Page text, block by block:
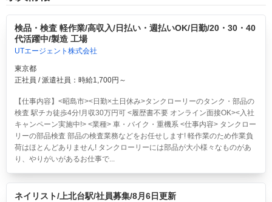
検品・検査 軽作業/高収入/日払い・週払いOK/日勤/20・30・40
代活躍中/製造 工場
UTエージェント株式会社
東京都
正社員 / 派遣社員：時給1,700円～
【仕事内容】<昭島市><日勤×土日休み>タンクローリーのタンク・部品の
検査 駅チカ徒歩4分!月収30万円可 <履歴書不要 オンライン面接OK><入社
キャンペーン実施中!> <業種> 車・バイク・重機系 <仕事内容> タンクロー
リーの部品検査 部品の検査業務などをお任せします! 軽作業のため作業負
荷はほとんどありません! タンクローリーには部品が大小様々なものがあ
り、やりがいがあるお仕事で...
ネイリスト/上北台駅/社員募集/8月6日更新